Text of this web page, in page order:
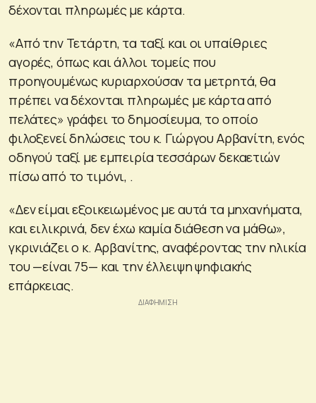
δέχονται πληρωμές με κάρτα.
«Από την Τετάρτη, τα ταξί και οι υπαίθριες
αγορές, όπως και άλλοι τομείς που
προηγουμένως κυριαρχούσαν τα μετρητά, θα
πρέπει να δέχονται πληρωμές με κάρτα από
πελάτες» γράφει το δημοσίευμα, το οποίο
φιλοξενεί δηλώσεις του κ. Γιώργου Αρβανίτη, ενός
οδηγού ταξί με εμπειρία τεσσάρων δεκαετιών
πίσω από το τιμόνι, .
«Δεν είμαι εξοικειωμένος με αυτά τα μηχανήματα,
και ειλικρινά, δεν έχω καμία διάθεση να μάθω»,
γκρινιάζει ο κ. Αρβανίτης, αναφέροντας την ηλικία
του —είναι 75— και την έλλειψη ψηφιακής
επάρκειας.